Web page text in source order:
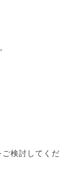
ご検討してくだ